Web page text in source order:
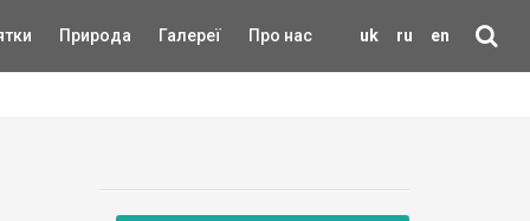
uk ru en
Природа Галереї Про нас